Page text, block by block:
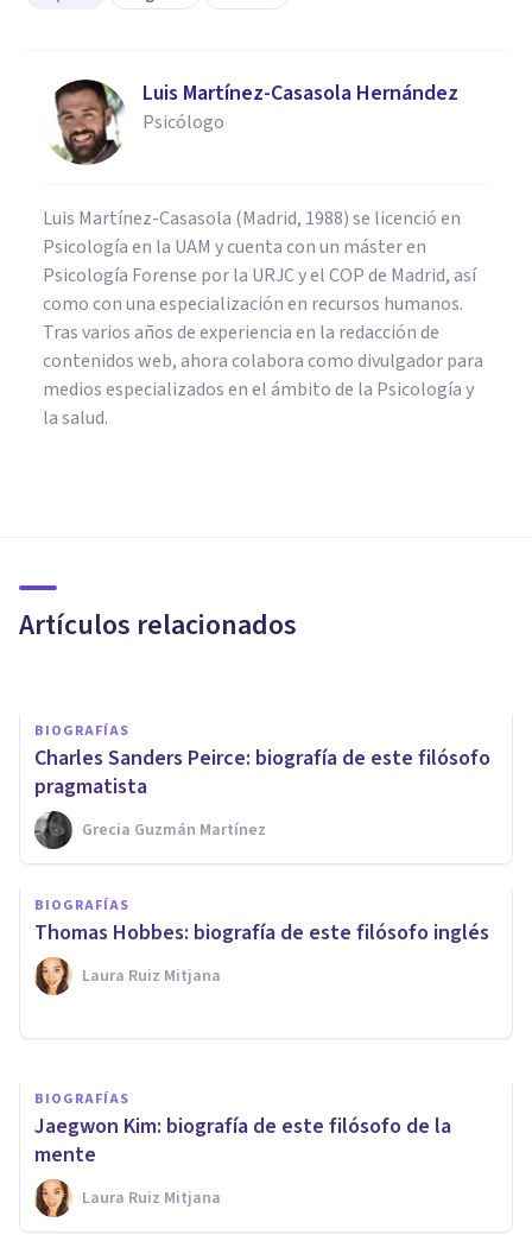
Luis Martínez-Casasola Hernández
Psicólogo
Luis Martínez-Casasola (Madrid, 1988) se licenció en
Psicología en la UAM y cuenta con un máster en
Psicología Forense por la URJC y el COP de Madrid, así
como con una especialización en recursos humanos.
Tras varios años de experiencia en la redacción de
contenidos web, ahora colabora como divulgador para
medios especializados en el ámbito de la Psicología y
la salud.
Artículos relacionados
francés
BIOGRAFÍAS
Charles Sanders Peirce: biografía de este filósofo
pragmatista
Grecia Guzmán Martínez
BIOGRAFÍAS
Thomas Hobbes: biografía de este filósofo inglés
Laura Ruiz Mitjana
BIOGRAFÍAS
Georg Wilhelm Friedrich
Hegel: biografía de este
filósofo
BIOGRAFÍAS
Jaegwon Kim: biografía de este filósofo de la
mente
Laura Ruiz Mitjana